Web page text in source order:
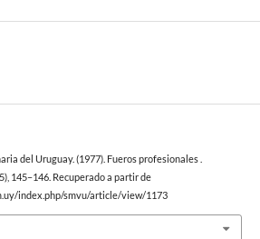
del Uruguay. (1977). Fueros profesionales .
145–146. Recuperado a partir de
index.php/smvu/article/view/1173